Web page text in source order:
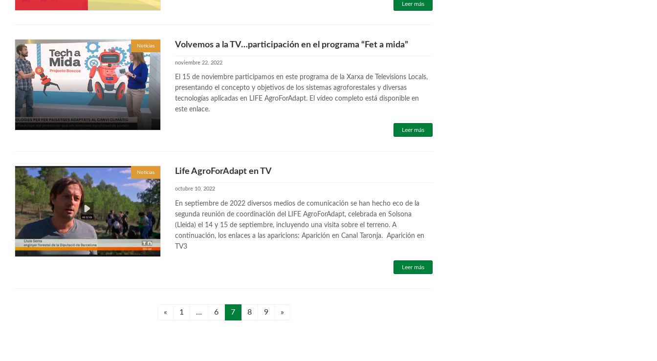
Leer más
Noticias Volvemos a la TV…participación en el programa “Fet a mida”
noviembre 22, 2022
El 15 de noviembre participamos en este programa de la Xarxa de Televisions Locals,
presentando el concepto y objetivos de los sistemas agroforestales y diversas
tecnologías aplicadas en LIFE AgroForAdapt. El vídeo completo está disponible en
este enlace.
Leer más
Noticias Life AgroForAdapt en TV
octubre 10, 2022
En septiembre de 2022 diversos medios de comunicación se han hecho eco de la
segunda reunión de coordinación del LIFE AgroForAdapt, celebrada en Solsona
(Lleida) el 14 y 15 de septiembre, incluyendo una visita sobre el terreno. A
continuación, los enlaces a las aparicions: Aparición en Canal Taronja. Aparición en
TV3
Leer más
« Página
1 … Página
6 Página
7 Página
8 Página
9 »